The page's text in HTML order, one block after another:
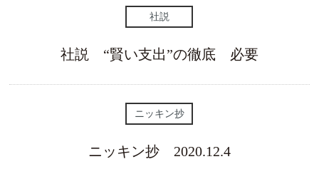
社説
社説 “賢い支出”の徹底 必要
ニッキン抄
ニッキン抄 2020.12.4